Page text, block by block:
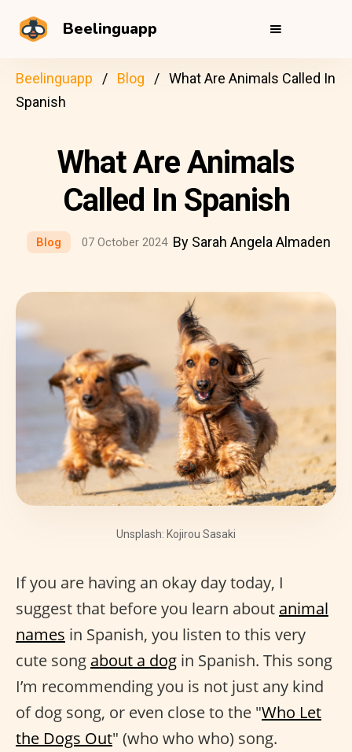
Beelinguapp
Beelinguapp Blog
What Are Animals Called In
Spanish
What Are Animals
Called In Spanish
Blog 07 October 2024 By Sarah Angela Almaden
Unsplash: Kojirou Sasaki
If you are having an okay day today, I
suggest that before you learn about animal
names in Spanish, you listen to this very
cute song about a dog in Spanish. This song
I’m recommending you is not just any kind
of dog song, or even close to the "Who Let
the Dogs Out" (who who who) song.